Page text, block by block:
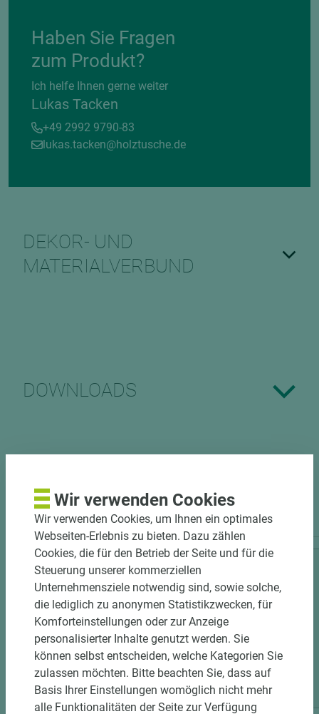
Haben Sie Fragen
zum Produkt?
Ich helfe Ihnen gerne weiter
Lukas Tacken
+49 2992 9790-83
lukas.tacken@holztusche.de
DEKOR- UND
MATERIALVERBUND
DOWNLOADS
PASSENDES ZUBEHÖR
2 weitere Varianten
Wir verwenden Cookies
Wir verwenden Cookies, um Ihnen ein optimales
Webseiten-Erlebnis zu bieten. Dazu zählen
Cookies, die für den Betrieb der Seite und für die
Steuerung unserer kommerziellen
Unternehmensziele notwendig sind, sowie solche,
die lediglich zu anonymen Statistikzwecken, für
Komforteinstellungen oder zur Anzeige
personalisierter Inhalte genutzt werden. Sie
können selbst entscheiden, welche Kategorien Sie
zulassen möchten. Bitte beachten Sie, dass auf
Basis Ihrer Einstellungen womöglich nicht mehr
alle Funktionalitäten der Seite zur Verfügung